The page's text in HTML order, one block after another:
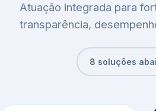
Atuação integrada para
transparência,
8 soluções